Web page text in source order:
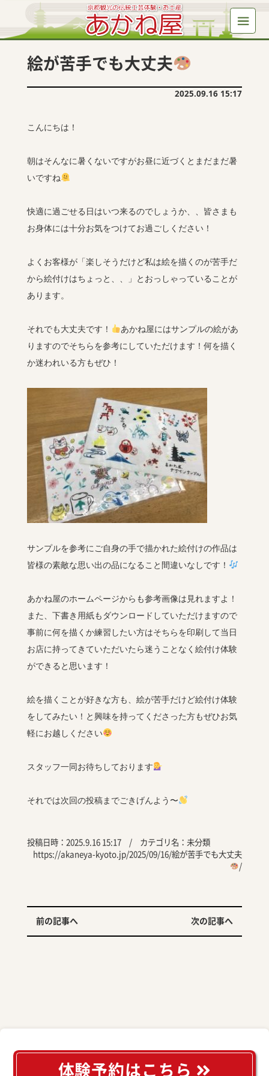
体験予約はこちら
絵が苦手でも大丈夫
2025.09.16 15:17
こんにちは！
朝はそんなに暑くないですがお昼に近づくとまだまだ暑
いですね
快適に過ごせる日はいつ来るのでしょうか、、皆さまも
お身体には十分お気をつけてお過ごしください！
よくお客様が「楽しそうだけど私は絵を描くのが苦手だ
から絵付けはちょっと、、」とおっしゃっていることが
あります。
それでも大丈夫です！
あかね屋にはサンプルの絵があ
りますのでそちらを参考にしていただけます！何を描く
か迷われいる方もぜひ！
サンプルを参考にご自身の手で描かれた絵付けの作品は
皆様の素敵な思い出の品になること間違いなしです！
あかね屋のホームページからも参考画像は見れますよ！
また、下書き用紙もダウンロードしていただけますので
事前に何を描くか練習したい方はそちらを印刷して当日
お店に持ってきていただいたら迷うことなく絵付け体験
ができると思います！
絵を描くことが好きな方も、絵が苦手だけど絵付け体験
をしてみたい！と興味を持ってくださった方もぜひお気
軽にお越しください
スタッフ一同お待ちしております
それでは次回の投稿までごきげんよう〜
投稿日時：2025.9.16 15:17 / カテゴリ名： 未分類
https://akaneya-kyoto.jp/2025/09/16/絵が苦手でも大丈夫
/
前の記事へ 次の記事へ